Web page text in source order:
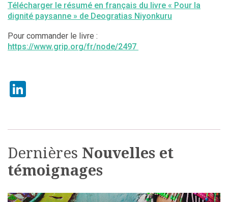
Télécharger le résumé en français du livre « Pour la
dignité paysanne » de Deogratias Niyonkuru
Pour commander le livre :
https://www.grip.org/fr/node/2497
Dernières Nouvelles et
témoignages